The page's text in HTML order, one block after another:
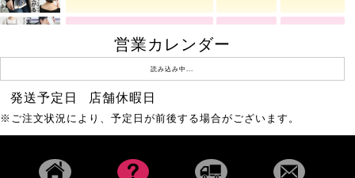
【イベントセール】 大き
いサイ
8月9日(日)
レースフレアスリーブバ
ックギャザープルオーバ
ドットフレアスリーブプ
8月10日(月) 商品ページへ
営業カレンダー
読み込み中...
発送予定日 店舗休暇日
※ご注文状況により、予定日が前後する場合がございます。